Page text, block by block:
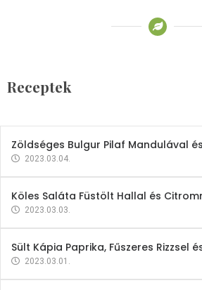
Receptek
2023.03.06.
Zöldséges Bulgur Pilaf Mandulával
2023.03.04.
Köles Saláta Füstölt Hallal és
2023.03.03.
Sült Kápia Paprika, Fűszeres Rizzsel
2023.03.01.